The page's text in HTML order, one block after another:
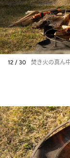
12 / 30 焚き火の真ん